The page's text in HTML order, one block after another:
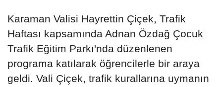
Karaman Valisi Hayrettin Çiçek, Trafik
Haftası kapsamında Adnan Özdağ Çocuk
Trafik Eğitim Parkı'nda düzenlenen
programa katılarak öğrencilerle bir araya
geldi. Vali Çiçek, trafik kurallarına uymanın